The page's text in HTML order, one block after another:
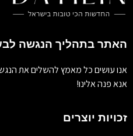
האתר בתהליך הנגשה
אנו עושים כל מאמץ להשלים את
אנא פנה אלינו!
זכויות יוצרים